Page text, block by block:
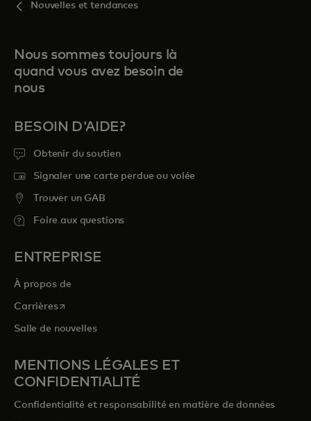
Nouvelles et tendances
Nous sommes toujours là
quand vous avez besoin de
nous
BESOIN D'AIDE?
Obtenir du soutien
Signaler une carte perdue ou volée
Trouver un GAB
Foire aux questions
ENTREPRISE
À propos de
Carrièress’ouvre dans un nouvel onglet
Salle de nouvelles
MENTIONS LÉGALES ET
CONFIDENTIALITÉ
Confidentialité et responsabilité en matière de données